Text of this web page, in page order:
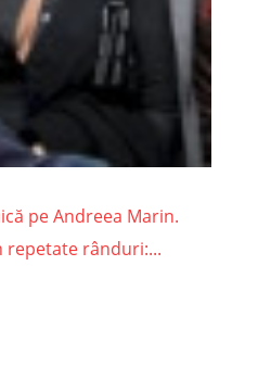
pe Andreea Marin.
repetate rânduri:...